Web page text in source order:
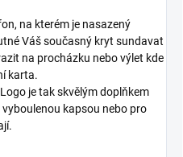
na kterém je nasazený
Váš současný kryt sundavat
na procházku nebo výlet kde
karta.
je tak skvělým doplňkem
kapsou nebo pro